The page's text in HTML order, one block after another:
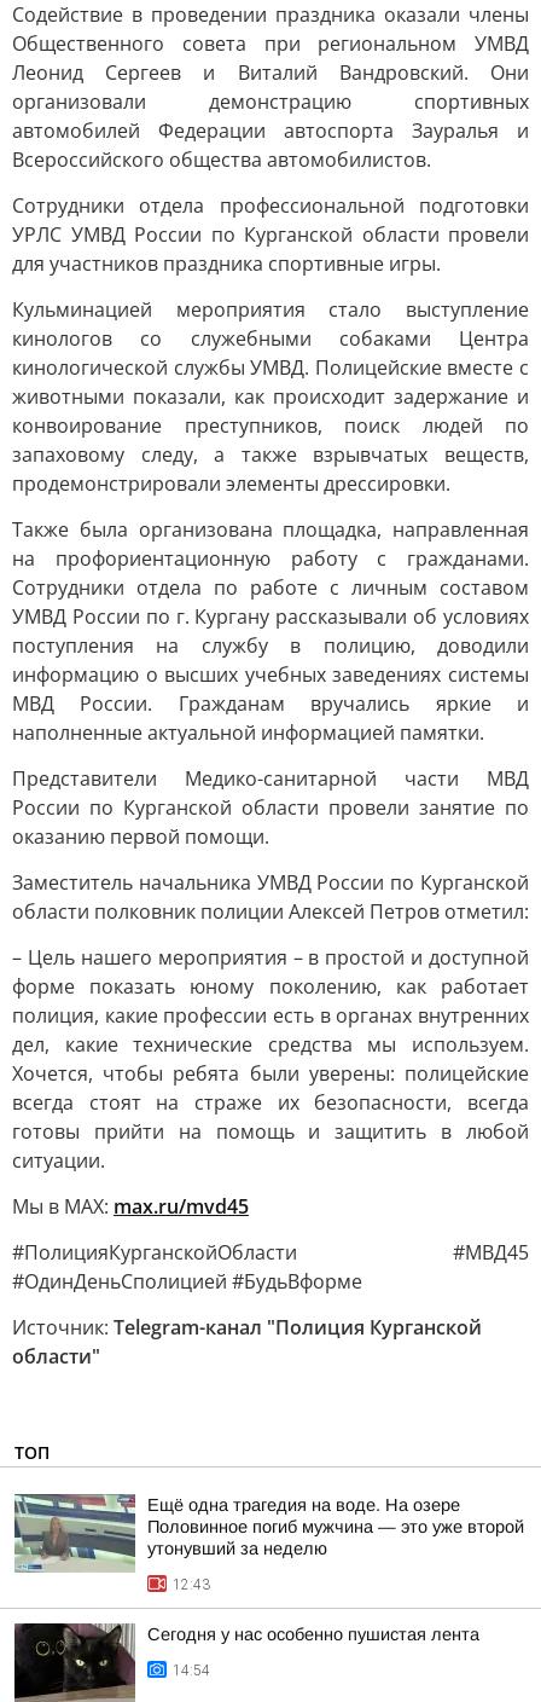
Содействие в проведении праздника оказали члены
Общественного совета при региональном УМВД
Леонид Сергеев и Виталий Вандровский. Они
организовали демонстрацию спортивных
автомобилей Федерации автоспорта Зауралья и
Всероссийского общества автомобилистов.
Сотрудники отдела профессиональной подготовки
УРЛС УМВД России по Курганской области провели
для участников праздника спортивные игры.
Кульминацией мероприятия стало выступление
кинологов со служебными собаками Центра
кинологической службы УМВД. Полицейские вместе с
животными показали, как происходит задержание и
конвоирование преступников, поиск людей по
запаховому следу, а также взрывчатых веществ,
продемонстрировали элементы дрессировки.
Также была организована площадка, направленная
на профориентационную работу с гражданами.
Сотрудники отдела по работе с личным составом
УМВД России по г. Кургану рассказывали об условиях
поступления на службу в полицию, доводили
информацию о высших учебных заведениях системы
МВД России. Гражданам вручались яркие и
наполненные актуальной информацией памятки.
Представители Медико-санитарной части МВД
России по Курганской области провели занятие по
оказанию первой помощи.
Заместитель начальника УМВД России по Курганской
области полковник полиции Алексей Петров отметил:
– Цель нашего мероприятия – в простой и доступной
форме показать юному поколению, как работает
полиция, какие профессии есть в органах внутренних
дел, какие технические средства мы используем.
Хочется, чтобы ребята были уверены: полицейские
всегда стоят на страже их безопасности, всегда
готовы прийти на помощь и защитить в любой
ситуации.
Мы в MAX: max.ru/mvd45
#ПолицияКурганскойОбласти #МВД45
#ОдинДеньСполицией #БудьВформе
Источник: Telegram-канал "Полиция Курганской
области"
ТОП
Ещё одна трагедия на воде. На озере
Половинное погиб мужчина — это уже второй
утонувший за неделю
12:43
Сегодня у нас особенно пушистая лента
14:54